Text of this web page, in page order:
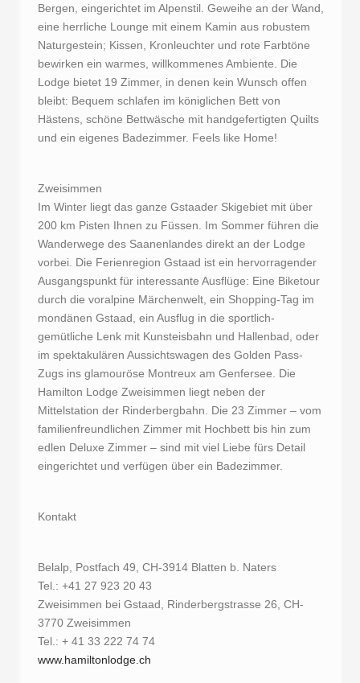
Bergen, eingerichtet im Alpenstil. Geweihe an der Wand,
eine herrliche Lounge mit einem Kamin aus robustem
Naturgestein; Kissen, Kronleuchter und rote Farbtöne
bewirken ein warmes, willkommenes Ambiente. Die
Lodge bietet 19 Zimmer, in denen kein Wunsch offen
bleibt: Bequem schlafen im königlichen Bett von
Hästens, schöne Bettwäsche mit handgefertigten Quilts
und ein eigenes Badezimmer. Feels like Home!
Zweisimmen
Im Winter liegt das ganze Gstaader Skigebiet mit über
200 km Pisten Ihnen zu Füssen. Im Sommer führen die
Wanderwege des Saanenlandes direkt an der Lodge
vorbei. Die Ferienregion Gstaad ist ein hervorragender
Ausgangspunkt für interessante Ausflüge: Eine Biketour
durch die voralpine Märchenwelt, ein Shopping-Tag im
mondänen Gstaad, ein Ausflug in die sportlich-
gemütliche Lenk mit Kunsteisbahn und Hallenbad, oder
im spektakulären Aussichtswagen des Golden Pass-
Zugs ins glamouröse Montreux am Genfersee. Die
Hamilton Lodge Zweisimmen liegt neben der
Mittelstation der Rinderbergbahn. Die 23 Zimmer – vom
familienfreundlichen Zimmer mit Hochbett bis hin zum
edlen Deluxe Zimmer – sind mit viel Liebe fürs Detail
eingerichtet und verfügen über ein Badezimmer.
Kontakt
Belalp, Postfach 49, CH-3914 Blatten b. Naters
Tel.: +41 27 923 20 43
Zweisimmen bei Gstaad, Rinderbergstrasse 26, CH-
3770 Zweisimmen
Tel.: + 41 33 222 74 74
www.hamiltonlodge.ch